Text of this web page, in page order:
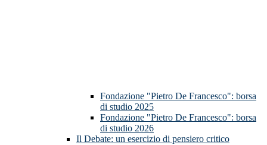
Fondazione "Pietro De Francesco": borsa
di studio 2025
Fondazione "Pietro De Francesco": borsa
di studio 2026
Il Debate: un esercizio di pensiero critico